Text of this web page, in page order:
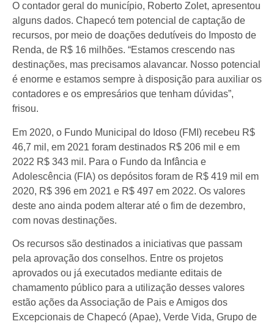
O contador geral do município, Roberto Zolet, apresentou
alguns dados. Chapecó tem potencial de captação de
recursos, por meio de doações dedutíveis do Imposto de
Renda, de R$ 16 milhões. “Estamos crescendo nas
destinações, mas precisamos alavancar. Nosso potencial
é enorme e estamos sempre à disposição para auxiliar os
contadores e os empresários que tenham dúvidas”,
frisou.
Em 2020, o Fundo Municipal do Idoso (FMI) recebeu R$
46,7 mil, em 2021 foram destinados R$ 206 mil e em
2022 R$ 343 mil. Para o Fundo da Infância e
Adolescência (FIA) os depósitos foram de R$ 419 mil em
2020, R$ 396 em 2021 e R$ 497 em 2022. Os valores
deste ano ainda podem alterar até o fim de dezembro,
com novas destinações.
Os recursos são destinados a iniciativas que passam
pela aprovação dos conselhos. Entre os projetos
aprovados ou já executados mediante editais de
chamamento público para a utilização desses valores
estão ações da Associação de Pais e Amigos dos
Excepcionais de Chapecó (Apae), Verde Vida, Grupo de